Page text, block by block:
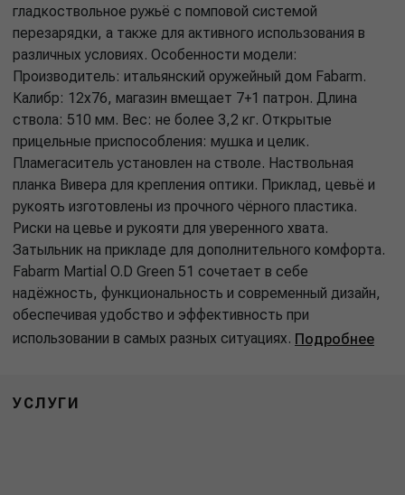
гладкоствольное ружьё с помповой системой
перезарядки, а также для активного использования в
различных условиях. Особенности модели:
Производитель: итальянский оружейный дом Fabarm.
Калибр: 12х76, магазин вмещает 7+1 патрон. Длина
ствола: 510 мм. Вес: не более 3,2 кг. Открытые
прицельные приспособления: мушка и целик.
Пламегаситель установлен на стволе. Наствольная
планка Вивера для крепления оптики. Приклад, цевьё и
рукоять изготовлены из прочного чёрного пластика.
Риски на цевье и рукояти для уверенного хвата.
Затыльник на прикладе для дополнительного комфорта.
Fabarm Martial O.D Green 51 сочетает в себе
надёжность, функциональность и современный дизайн,
обеспечивая удобство и эффективность при
использовании в самых разных ситуациях. Подробнее
УСЛУГИ